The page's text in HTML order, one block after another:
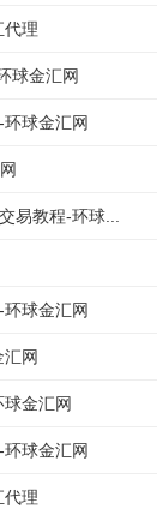
代理
球金汇网
球金汇网
易教程-环球...
球金汇网
网
金汇网
球金汇网
代理